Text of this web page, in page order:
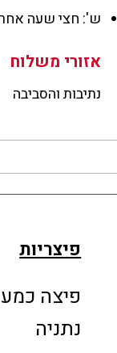
ש': חצי שעה אחרי
אזורי משלוח
נתיבות והסביבה
פיצריות
פיצה
נתניה